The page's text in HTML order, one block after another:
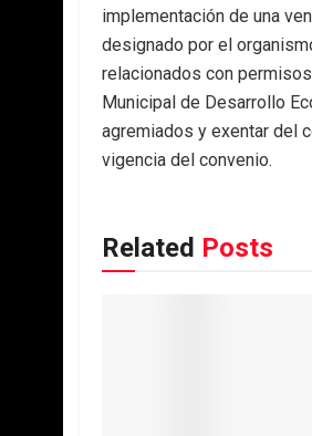
implementación de una
designado por el
relacionados con
Municipal de Desarrollo
agremiados y exentar del
vigencia del convenio.
Related Posts